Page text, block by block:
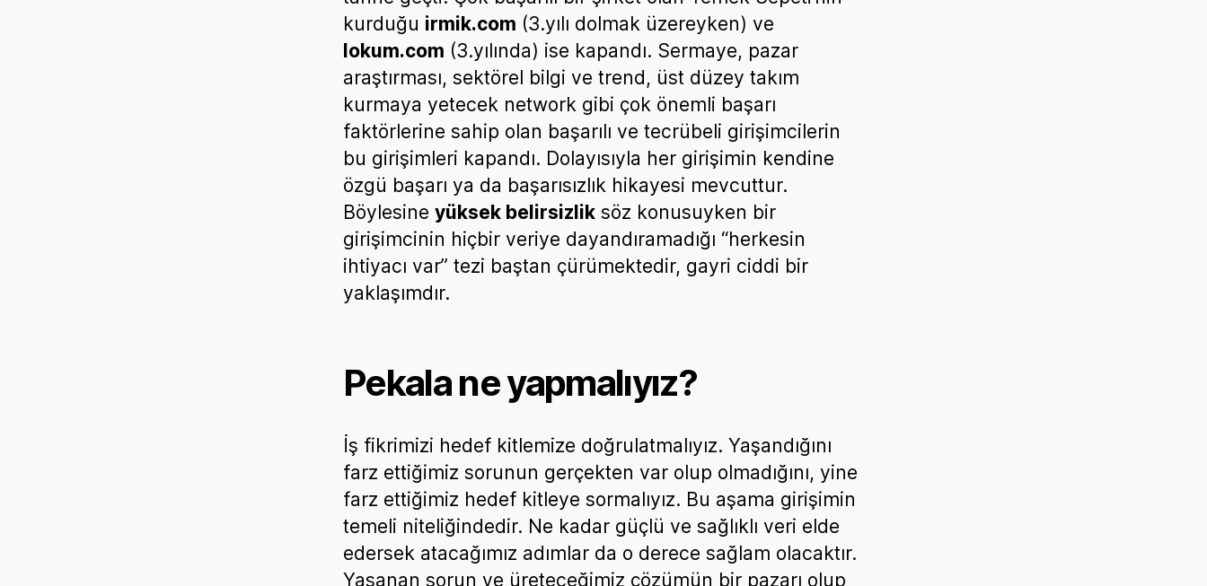
kurduğu irmik.com (3.yılı dolmak üzereyken) ve
lokum.com (3.yılında) ise kapandı. Sermaye, pazar
araştırması, sektörel bilgi ve trend, üst düzey takım
kurmaya yetecek network gibi çok önemli başarı
faktörlerine sahip olan başarılı ve tecrübeli girişimcilerin
bu girişimleri kapandı. Dolayısıyla her girişimin kendine
özgü başarı ya da başarısızlık hikayesi mevcuttur.
Böylesine yüksek belirsizlik söz konusuyken bir
girişimcinin hiçbir veriye dayandıramadığı “herkesin
ihtiyacı var” tezi baştan çürümektedir, gayri ciddi bir
yaklaşımdır.
Pekala ne yapmalıyız?
İş fikrimizi hedef kitlemize doğrulatmalıyız. Yaşandığını
farz ettiğimiz sorunun gerçekten var olup olmadığını, yine
farz ettiğimiz hedef kitleye sormalıyız. Bu aşama girişimin
temeli niteliğindedir. Ne kadar güçlü ve sağlıklı veri elde
edersek atacağımız adımlar da o derece sağlam olacaktır.
Yaşanan sorun ve üreteceğimiz çözümün bir pazarı olup